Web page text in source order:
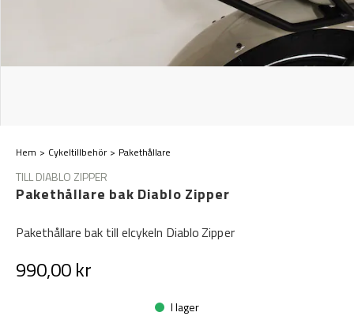
Hem Cykeltillbehör Pakethållare
TILL DIABLO ZIPPER
Pakethållare bak Diablo Zipper
Pakethållare bak till elcykeln Diablo Zipper
990,00 kr
I lager